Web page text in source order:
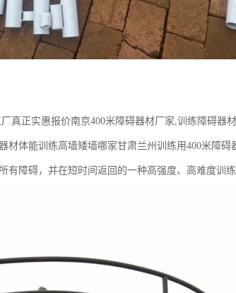
真正实惠报价南京400米障碍器材厂家,训练障碍器
材体能训练高墙矮墙哪家甘肃兰州训练用400米障碍
障碍，并在短时间返回的一种高强度、高难度训练